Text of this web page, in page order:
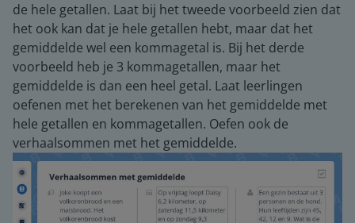
de hele getallen. Laat bij het tweede voorbeeld zien dat
het ook kan dat je hele getallen hebt, maar dat het
gemiddelde wel een kommagetal is. Bij het derde
voorbeeld heb je 3 kommagetallen, maar het
gemiddelde is dan een heel getal. Laat leerlingen
oefenen met het berekenen van het gemiddelde met
hele getallen en kommagetallen. Oefen ook de
verhaalsommen met het gemiddelde.